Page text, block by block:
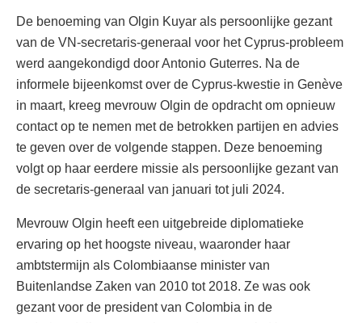
De benoeming van Olgin Kuyar als persoonlijke gezant
van de VN-secretaris-generaal voor het Cyprus-probleem
werd aangekondigd door Antonio Guterres. Na de
informele bijeenkomst over de Cyprus-kwestie in Genève
in maart, kreeg mevrouw Olgin de opdracht om opnieuw
contact op te nemen met de betrokken partijen en advies
te geven over de volgende stappen. Deze benoeming
volgt op haar eerdere missie als persoonlijke gezant van
de secretaris-generaal van januari tot juli 2024.
Mevrouw Olgin heeft een uitgebreide diplomatieke
ervaring op het hoogste niveau, waaronder haar
ambtstermijn als Colombiaanse minister van
Buitenlandse Zaken van 2010 tot 2018. Ze was ook
gezant voor de president van Colombia in de